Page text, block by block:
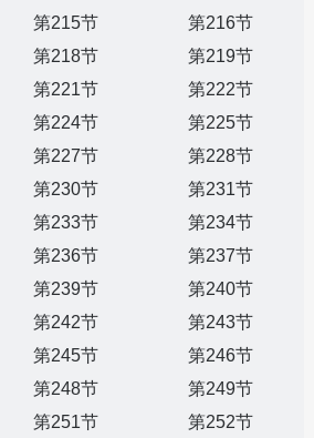
第215节
第216节
第218节
第219节
第221节
第222节
第224节
第225节
第227节
第228节
第230节
第231节
第233节
第234节
第236节
第237节
第239节
第240节
第242节
第243节
第245节
第246节
第248节
第249节
第251节
第252节